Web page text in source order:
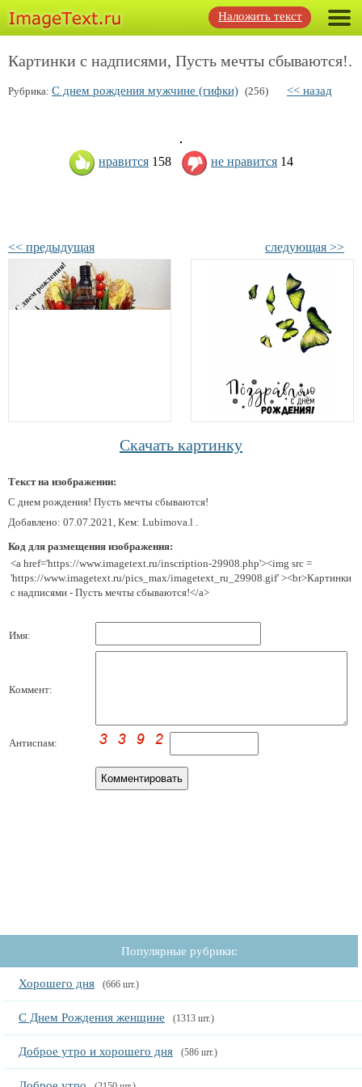
Наложить текст
Картинки с надписями, Пусть мечты сбываются!.
Рубрика: С днем рождения мужчине (гифки) (256) << назад
нравится 158 не нравится 14
<< предыдущая следующая >>
Скачать картинку
Текст на изображении:
С днем рождения! Пусть мечты сбываются!
Добавлено: 07.07.2021, Кем: Lubimova.l .
Код для размещения изображения:
<a href='https://www.imagetext.ru/inscription-29908.php'><img src =
'https://www.imagetext.ru/pics_max/imagetext_ru_29908.gif' ><br>Картинки
с надписями - Пусть мечты сбываются!</a>
Имя:
Коммент:
Антиспам:
Популярные рубрики:
Хорошего дня (666 шт.)
С Днем Рождения женщине (1313 шт.)
Доброе утро и хорошего дня (586 шт.)